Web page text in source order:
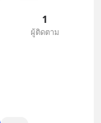
1
ผู้ติดตาม